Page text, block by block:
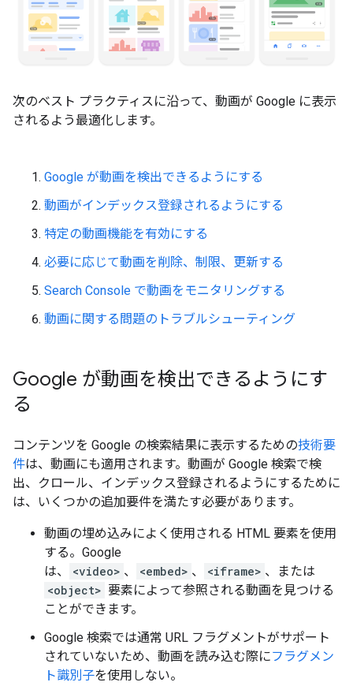
次のベスト プラクティスに沿って、動画が Google に表示
されるよう最適化します。
Google が動画を検出できるようにする
動画がインデックス登録されるようにする
特定の動画機能を有効にする
必要に応じて動画を削除、制限、更新する
Search Console で動画をモニタリングする
動画に関する問題のトラブルシューティング
Google が動画を検出できるようにす
る
コンテンツを Google の検索結果に表示するための技術要
件は、動画にも適用されます。動画が Google 検索で検
出、クロール、インデックス登録されるようにするために
は、いくつかの追加要件を満たす必要があります。
動画の埋め込みによく使用される HTML 要素を使用
する。Google
は、
<video> 、 <embed> 、 <iframe> 、または
<object> 要素によって参照される動画を見つける
ことができます。
Google 検索では通常 URL フラグメントがサポート
されていないため、動画を読み込む際にフラグメン
ト識別子を使用しない。